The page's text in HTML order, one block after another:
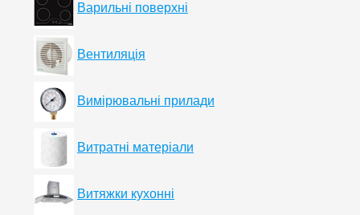
Варильні поверхні
Вентиляція
Вимірювальні прилади
Витратні матеріали
Витяжки кухонні